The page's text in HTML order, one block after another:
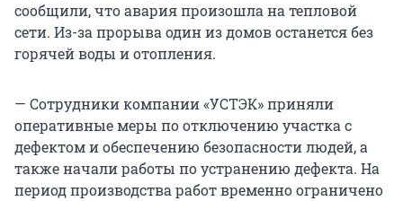
сообщили, что авария произошла на тепловой
сети. Из-за прорыва один из домов останется без
горячей воды и отопления.
— Сотрудники компании «УСТЭК» приняли
оперативные меры по отключению участка с
дефектом и обеспечению безопасности людей, а
также начали работы по устранению дефекта. На
период производства работ временно ограничено